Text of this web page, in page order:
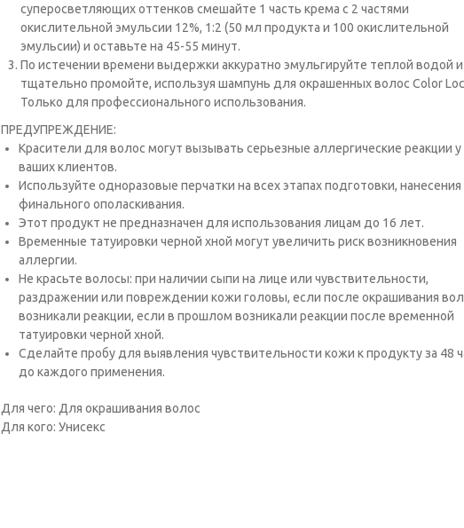
суперосветляющих оттенков смешайте 1 часть крема с 2 частями
окислительной эмульсии 12%, 1:2 (50 мл продукта и 100 окислительной
эмульсии) и оставьте на 45-55 минут.
По истечении времени выдержки аккуратно эмульгируйте теплой водой и
тщательно промойте, используя шампунь для окрашенных волос Color
Только для профессионального использования.
ПРЕДУПРЕЖДЕНИЕ:
Красители для волос могут вызывать серьезные аллергические реакции у
ваших клиентов.
Исполь­зуйте одноразовые перчатки на всех этапах подготовки, нанесения
финального ополаскивания.
Этот продукт не предназна­чен для использования лицам до 16 лет.
Временные татуировки черной хной могут увеличить риск возникновения
аллергии.
Не красьте волосы: при наличии сыпи на лице или чувствительности,
раздражении или повреждении кожи головы, если после окрашивания
возникали реакции, если в прошлом возникали реакции после временной
татуировки черной хной.
Сде­лайте пробу для выявления чувствительности кожи к продукту за 48
до каждого применения.
Для чего: Для окрашивания волос
Для кого: Унисекс